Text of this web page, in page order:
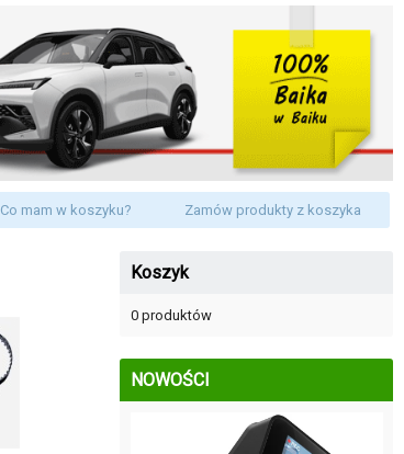
Co mam w koszyku? Zamów produkty z koszyka
Koszyk
0 produktów
NOWOŚCI